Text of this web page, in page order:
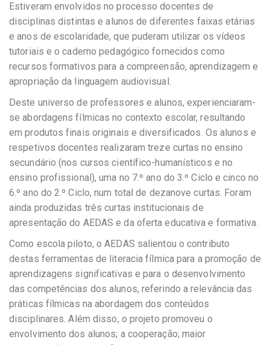
Estiveram envolvidos no processo docentes de
disciplinas distintas e alunos de diferentes faixas etárias
e anos de escolaridade, que puderam utilizar os vídeos
tutoriais e o caderno pedagógico fornecidos como
recursos formativos para a compreensão, aprendizagem e
apropriação da linguagem audiovisual.
Deste universo de professores e alunos, experienciaram-
se abordagens fílmicas no contexto escolar, resultando
em produtos finais originais e diversificados. Os alunos e
respetivos docentes realizaram treze curtas no ensino
secundário (nos cursos científico-humanísticos e no
ensino profissional), uma no 7.º ano do 3.º Ciclo e cinco no
6.º ano do 2.º Ciclo, num total de dezanove curtas. Foram
ainda produzidas três curtas institucionais de
apresentação do AEDAS e da oferta educativa e formativa.
Como escola piloto, o AEDAS salientou o contributo
destas ferramentas de literacia fílmica para a promoção de
aprendizagens significativas e para o desenvolvimento
das competências dos alunos, referindo a relevância das
práticas fílmicas na abordagem dos conteúdos
disciplinares. Além disso, o projeto promoveu o
envolvimento dos alunos; a cooperação; maior